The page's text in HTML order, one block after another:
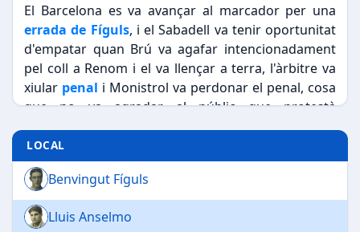
El Barcelona es va avançar al marcador per una
errada de Fíguls, i el Sabadell va tenir oportunitat
d'empatar quan Brú va agafar intencionadament
pel coll a Renom i el va llençar a terra, l'àrbitre va
xiular penal i Monistrol va perdonar el penal, cosa
que no va agradar al públic que protestà
enèrgicament. La segona part va ser més animada
i Alcàntara aconseguí el tercer gol pel Barcelona.
Per part del Sabadell, els defensesAnselmo i
Casas varen ser els més destacats
va poder alinear amb el Sabadell per arribar tard al
partit.
LOCAL
Benvingut Fíguls
Lluis Anselmo